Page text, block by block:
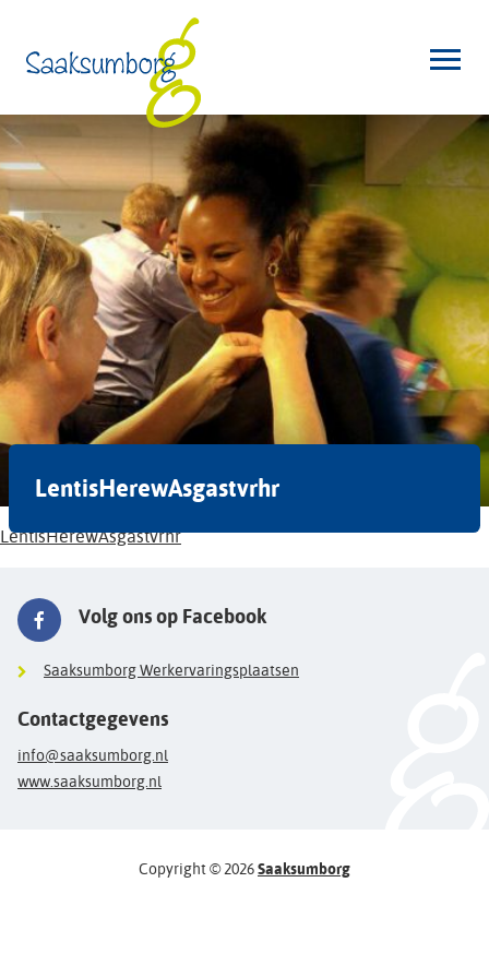
LentisHerewAsgastvrhr
LentisHerewAsgastvrhr
Volg ons op Facebook
Saaksumborg Werkervaringsplaatsen
Contactgegevens
info@saaksumborg.nl
www.saaksumborg.nl
Copyright © 2026Saaksumborg